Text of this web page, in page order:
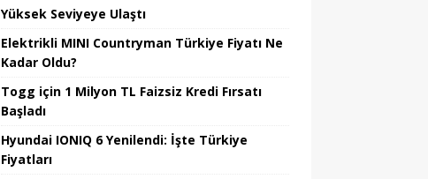
Yüksek Seviyeye Ulaştı
Elektrikli MINI Countryman Türkiye Fiyatı Ne
Kadar Oldu?
Togg için 1 Milyon TL Faizsiz Kredi Fırsatı
Başladı
Hyundai IONIQ 6 Yenilendi: İşte Türkiye
Fiyatları